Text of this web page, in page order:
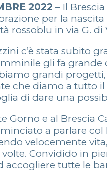
2022 – Il
per la
rossoblu in via G.
c’è stata subito
gli fa
grandi
che diamo a tutto il
di dare una
Gorno e al Brescia
a parlare col
velocemente
Convidido in
accogliere tutte le